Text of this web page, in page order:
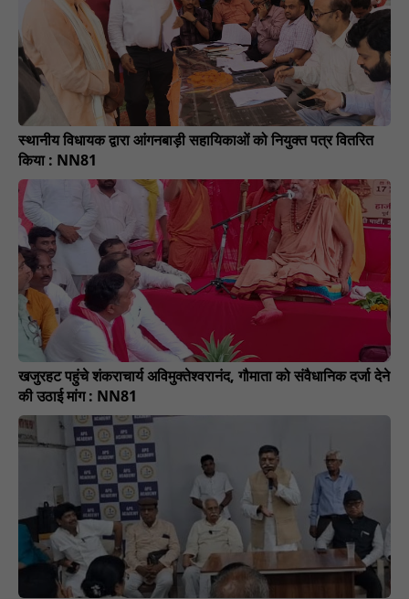
स्थानीय विधायक द्वारा आंगनबाड़ी सहायिकाओं को नियुक्त पत्र वितरित
किया : NN81
खजुरहट पहुंचे शंकराचार्य अविमुक्तेश्वरानंद, गौमाता को संवैधानिक दर्जा देने
की उठाई मांग : NN81